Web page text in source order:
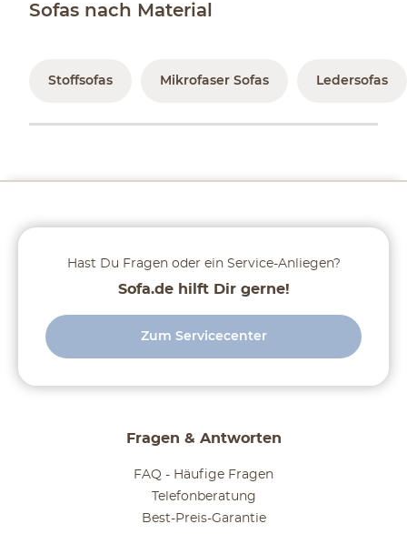
Sofas nach Material
Stoffsofas Mikrofaser Sofas Ledersofas
Fragen & Antworten
FAQ - Häufige Fragen
Telefonberatung
Best-Preis-Garantie
Hast Du Fragen oder ein Service-Anliegen?
Sofa.de hilft Dir gerne!
Zum Servicecenter